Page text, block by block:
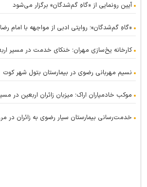
آیین رونمایی از «گاهِ گم‌شدگان» برگزار می‌شود
«گاهِ گم‌شدگان»؛ روایتی ادبی از مواجهه با امام
کارخانه یخ‌سازی مهران؛ خنکای خدمت در مسیر
نسیم مهربانی رضوی در بیمارستان بتول شهر کوت
موکب خادمیاران اراک؛ میزبان زائران اربعین در
خدمت‌رسانی بیمارستان سیار رضوی به زائران در